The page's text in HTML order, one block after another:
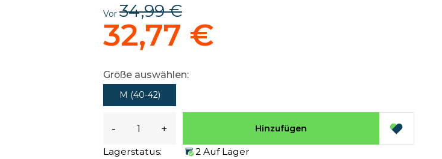
Vor 34,99 €
32,77 €
Größe auswählen:
M (40-42)
- + Hinzufügen
Lagerstatus:
2 Auf Lager